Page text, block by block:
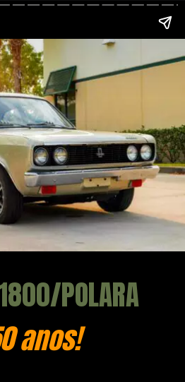
POLARA
anos!